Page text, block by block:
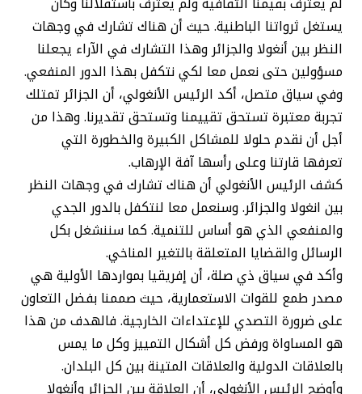
يستغل ثرواتنا الباطنية. حيث أن هناك تشارك في وجهات
النظر بين أنغولا والجزائر وهذا التشارك في الآراء يجعلنا
مسؤولين حتى نعمل معا لكي نتكفل بهذا الدور المنفعي.
وفي سياق متصل، أكد الرئيس الأنغولي، أن الجزائر تمتلك
تجربة معتبرة تستحق تقييمنا وتستحق تقديرنا. وهذا من
أجل أن نقدم حلولا للمشاكل الكبيرة والخطورة التي
تعرفها قارتنا وعلى رأسها آفة الإرهاب.
كشف الرئيس الأنغولي أن هناك تشارك في وجهات النظر
بين انغولا والجزائر. وسنعمل معا لنتكفل بالدور الجدي
والمنفعي الذي هو أساس للتنمية. كما سننشغل بكل
الرسائل والقضايا المتعلقة بالتغير المناخي.
وأكد في سياق ذي صلة، أن إفريقيا بمواردها الأولية هي
مصدر طمع للقوات الاستعمارية، حيث صممنا بفضل التعاون
على ضرورة التصدي للإعتداءات الخارجية. فالهدف من هذا
هو المساواة ورفض كل أشكال التمييز وكل ما يمس
بالعلاقات الدولية والعلاقات المتينة بين كل البلدان.
وأوضح الرئيس الأنغولي، أن العلاقة بين الجزائر وأنغولا